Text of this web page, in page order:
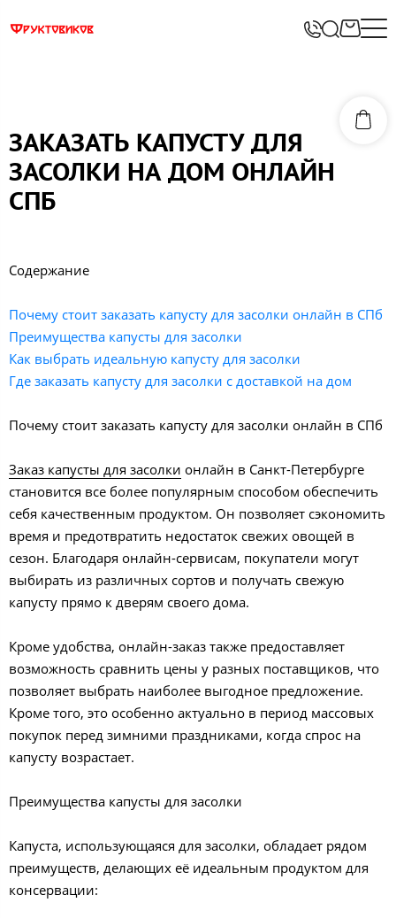
ЗАКАЗАТЬ КАПУСТУ ДЛЯ
ЗАСОЛКИ НА ДОМ ОНЛАЙН
СПБ
Содержание
Почему стоит заказать капусту для засолки онлайн в СПб
Преимущества капусты для засолки
Как выбрать идеальную капусту для засолки
Где заказать капусту для засолки с доставкой на дом
Почему стоит заказать капусту для засолки онлайн в СПб
Заказ капусты для засолки онлайн в Санкт-Петербурге
становится все более популярным способом обеспечить
себя качественным продуктом. Он позволяет сэкономить
время и предотвратить недостаток свежих овощей в
сезон. Благодаря онлайн-сервисам, покупатели могут
выбирать из различных сортов и получать свежую
капусту прямо к дверям своего дома.
Кроме удобства, онлайн-заказ также предоставляет
возможность сравнить цены у разных поставщиков, что
позволяет выбрать наиболее выгодное предложение.
Кроме того, это особенно актуально в период массовых
покупок перед зимними праздниками, когда спрос на
капусту возрастает.
Преимущества капусты для засолки
Капуста, использующаяся для засолки, обладает рядом
преимуществ, делающих её идеальным продуктом для
консервации: